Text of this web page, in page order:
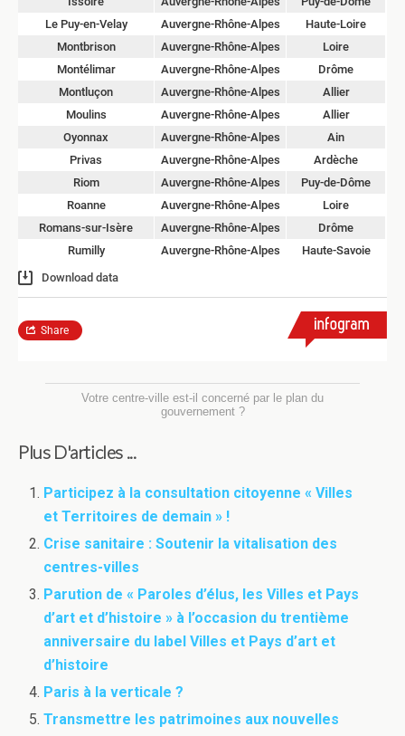
Votre centre-ville est-il concerné par le plan du
gouvernement ?
Plus D'articles ...
Participez à la consultation citoyenne « Villes
et Territoires de demain » !
Crise sanitaire : Soutenir la vitalisation des
centres-villes
Parution de « Paroles d’élus, les Villes et Pays
d’art et d’histoire » à l’occasion du trentième
anniversaire du label Villes et Pays d’art et
d’histoire
Paris à la verticale ?
Transmettre les patrimoines aux nouvelles